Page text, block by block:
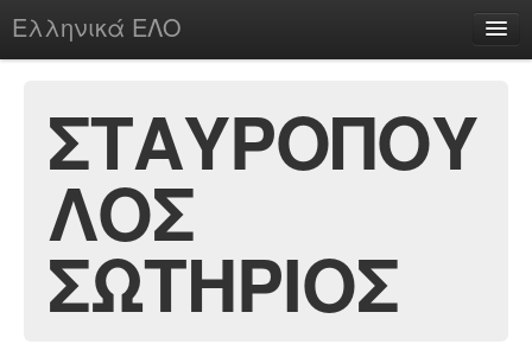
Ελληνικά ΕΛΟ
chesstu.be @ discord
Login
ΣΤΑΥΡΟΠΟΥ
ΛΟΣ
ΣΩΤΗΡΙΟΣ